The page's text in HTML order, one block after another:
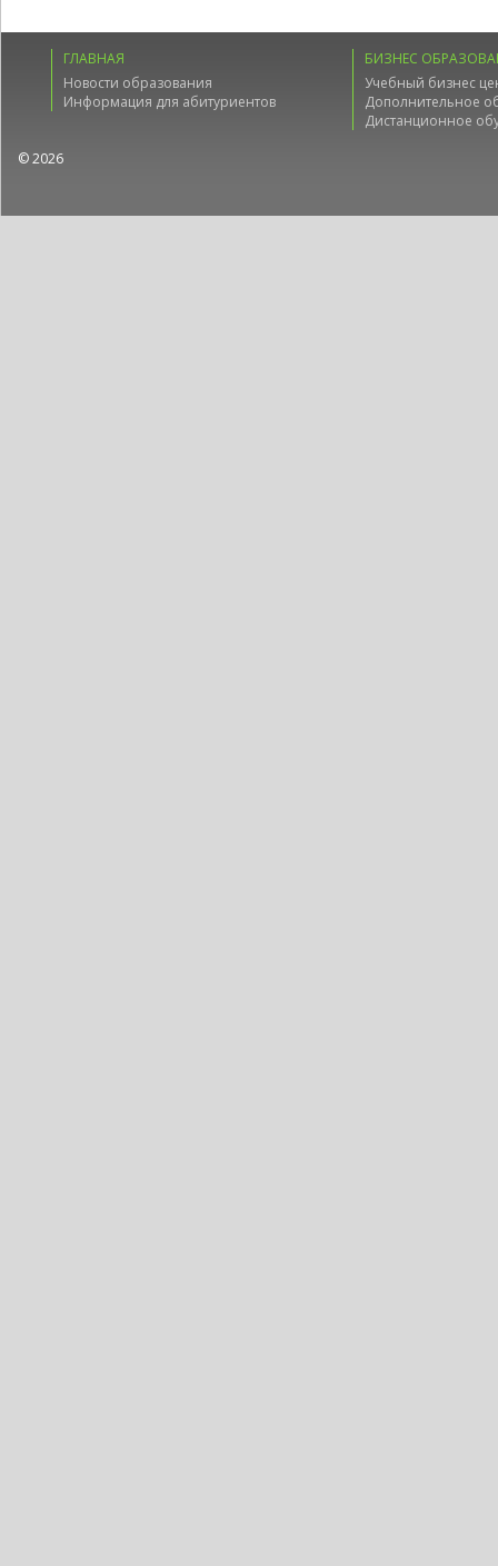
ГЛАВНАЯ
Новости образования
Информация для абитуриентов
БИЗНЕС
Учебный бизнес
Дополнительное
Дистанционное
© 2026